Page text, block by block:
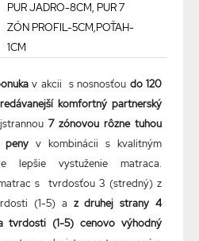
PUR JADRO-8CM, PUR 7
ZÓN PROFIL-5CM,POŤAH-
1CM
v akcii s nosnosťou do 120
komfortný partnerský
7 zónovou rôzne tuhou
peny v kombinácii s kvalitným
lepšie vystuženie matraca.
s tvrdosťou 3 (stredný) z
(1-5) a z druhej strany 4
(1-5) cenovo výhodný